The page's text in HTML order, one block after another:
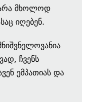
არა მხოლოდ
იღებენ.
ჩვენს
ემპათიას და